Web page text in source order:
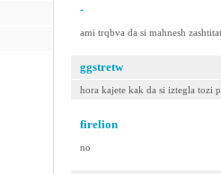
-
ami trqbva da si mahnesh
ggstretw
hora kajete kak da si iztegla tozi
firelion
no